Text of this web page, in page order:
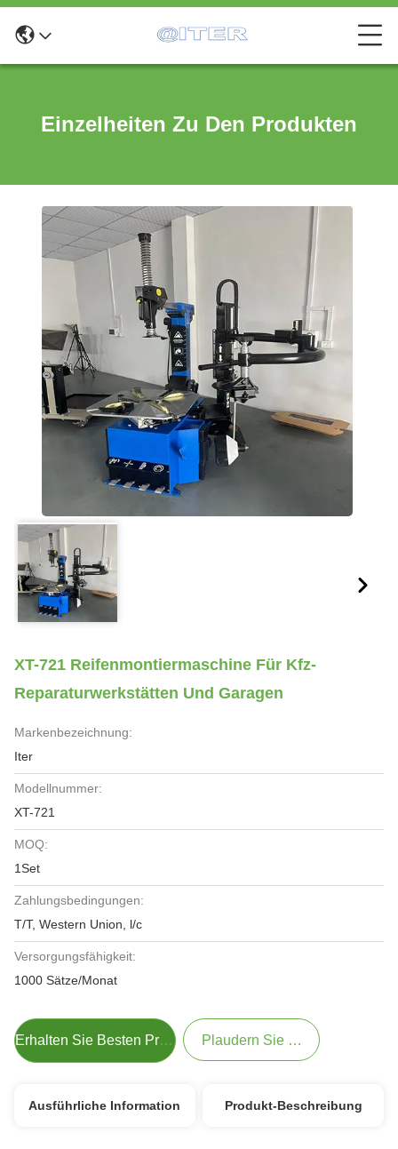
Einzelheiten Zu Den Produkten
XT-721 Reifenmontiermaschine Für Kfz-
Reparaturwerkstätten Und Garagen
Markenbezeichnung:
Iter
Modellnummer:
XT-721
MOQ:
1Set
Zahlungsbedingungen:
T/T, Western Union, l/c
Versorgungsfähigkeit:
1000 Sätze/Monat
Erhalten Sie Besten Preis Plaudern Sie Jetzt
Ausführliche Information Produkt-Beschreibung